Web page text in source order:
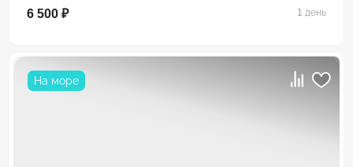
6 500 ₽ 1 день
На море